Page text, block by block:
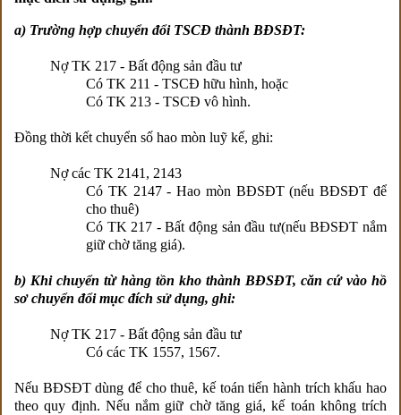
a) Trường hợp chuyển đổi TSCĐ thành BĐSĐT:
Nợ TK 217 - Bất động sản đầu tư
Có TK 211 - TSCĐ hữu hình, hoặc
Có TK 213 - TSCĐ vô hình.
Đồng thời kết chuyển số hao mòn luỹ kế, ghi:
Nợ các TK 2141, 2143
Có TK 2147 - Hao mòn BĐSĐT (nếu BĐSĐT để
cho thuê)
Có TK 217 - Bất động sản đầu tư(nếu BĐSĐT nắm
giữ chờ tăng giá).
b) Khi chuyển từ hàng tồn kho thành BĐSĐT, căn cứ vào hồ
sơ chuyển đổi mục đích sử dụng, ghi:
Nợ TK 217 - Bất động sản đầu tư
Có các TK 1557, 1567.
Nếu BĐSĐT dùng để cho thuê, kế toán tiến hành trích khấu hao
theo quy định. Nếu nắm giữ chờ tăng giá, kế toán không trích